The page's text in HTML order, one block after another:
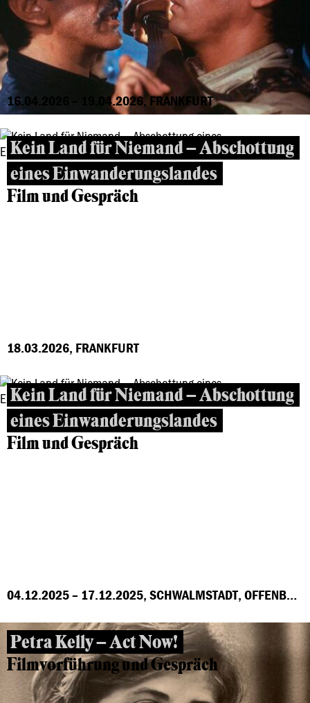
16.04.2026 – 19.04.2026, FRANKFURT
Kein Land für Niemand – Abschottung
eines Einwanderungslandes
Film und Gespräch
18.03.2026, FRANKFURT
Kein Land für Niemand – Abschottung
eines Einwanderungslandes
Film und Gespräch
04.12.2025 – 17.12.2025, SCHWALMSTADT, OFFENBACH, MARBURG, FRANKFURT, GROSS-GERAU, HÖCHST
Petra Kelly – Act Now!
Filmvorführung und Gespräch